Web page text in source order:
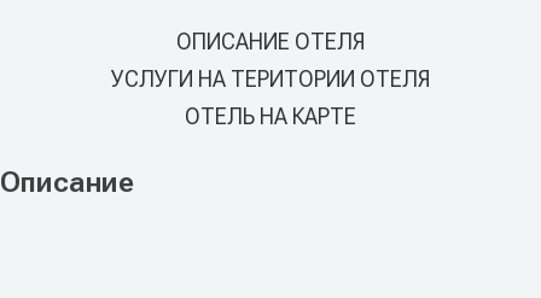
ОПИСАНИЕ ОТЕЛЯ
УСЛУГИ НА ТЕРИТОРИИ ОТЕЛЯ
ОТЕЛЬ НА КАРТЕ
Описание